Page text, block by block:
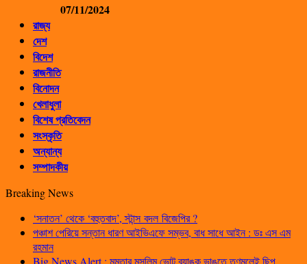
07/11/2024
রাজ্য
দেশ
বিদেশ
রাজনীতি
বিনোদন
খেলাধুলা
বিশেষ প্রতিবেদন
সংস্কৃতি
অন্যান্য
সম্পাদকীয়
Breaking News
‘সনাতন’ থেকে ‘বহুতবাদ’, স্টান্স বদল বিজেপির ?
পঞ্চাশ পেরিয়ে সন্তান ধারণ আইভিএফে সম্ভব, বাধ সাধে আইন : ডঃ এস এম
রহমান
Big News Alert : মমতার মুসলিম ভোট ব্যাঙ্ক ভাঙতে তৃণমূলেই ছিপ